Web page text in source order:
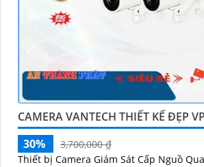
CAMERA VANTECH THIẾT KẾ ĐẸP
30%
3,700,000 ₫
Thiết bị Camera Giám Sát Cấp Nguồ